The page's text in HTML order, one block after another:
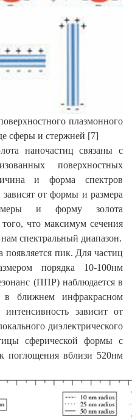
плазмонного
сферы и стержней [7]
наночастиц связаны с
поверхностных
и форма спектров
от формы и размера
и форму золота
что максимум сечения
спектральный диапазон.
появляется пик. Для частиц
порядка 10-100нм
(ППР) наблюдается в
ближнем инфракрасном
зависит от
диэлектрического
сферической формы с
поглощения вблизи 520нм